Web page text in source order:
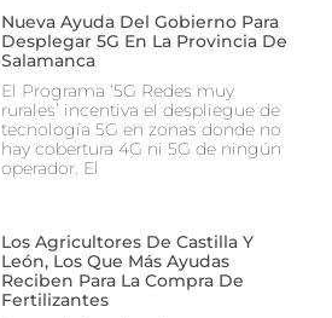
Nueva Ayuda Del Gobierno Para
Desplegar 5G En La Provincia De
Salamanca
El Programa ‘5G Redes muy
rurales’ incentiva el despliegue de
tecnología 5G en zonas donde no
hay cobertura 4G ni 5G de ningún
operador. El
Los Agricultores De Castilla Y
León, Los Que Más Ayudas
Reciben Para La Compra De
Fertilizantes